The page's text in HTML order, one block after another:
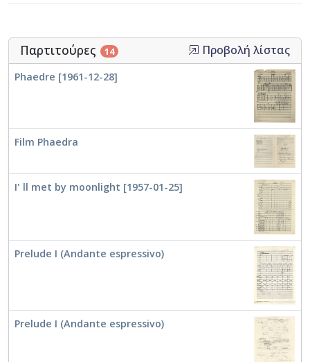
Παρτιτούρες 14 Προβολή λίστας
Phaedre [1961-12-28]
Film Phaedra
I' ll met by moonlight [1957-01-25]
Prelude I (Andante espressivo)
Prelude I (Andante espressivo)